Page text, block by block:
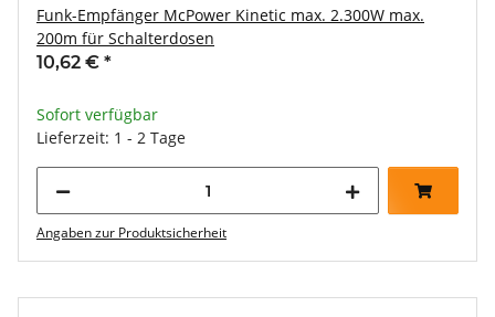
Funk-Empfänger McPower Kinetic max. 2.300W max.
200m für Schalterdosen
10,62 € *
Sofort verfügbar
Lieferzeit: 1 - 2 Tage
Angaben zur Produktsicherheit